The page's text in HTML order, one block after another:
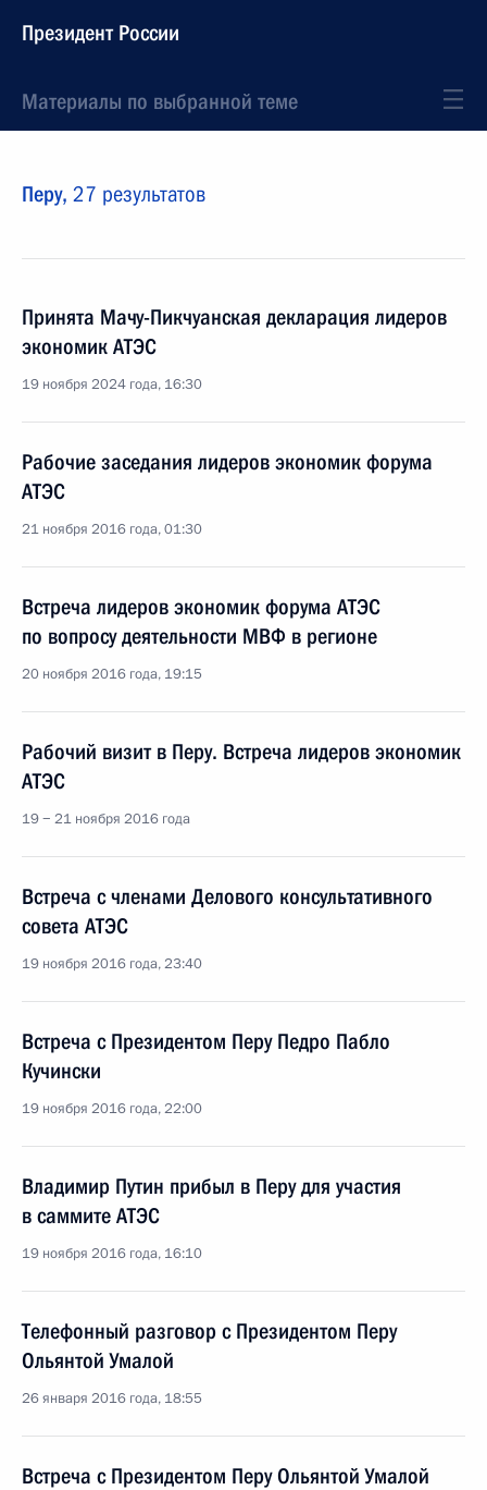
Президент России
Материалы по выбранной теме
Перу, 27 результатов
Принята Мачу-Пикчуанская декларация лидеров
экономик АТЭС
19 ноября 2024 года, 16:30
Рабочие заседания лидеров экономик форума
АТЭС
21 ноября 2016 года, 01:30
Встреча лидеров экономик форума АТЭС
по вопросу деятельности МВФ в регионе
20 ноября 2016 года, 19:15
Рабочий визит в Перу. Встреча лидеров экономик
АТЭС
19 − 21 ноября 2016 года
Встреча с членами Делового консультативного
совета АТЭС
19 ноября 2016 года, 23:40
Встреча с Президентом Перу Педро Пабло
Кучински
19 ноября 2016 года, 22:00
Владимир Путин прибыл в Перу для участия
в саммите АТЭС
19 ноября 2016 года, 16:10
Телефонный разговор с Президентом Перу
Ольянтой Умалой
26 января 2016 года, 18:55
Встреча с Президентом Перу Ольянтой Умалой